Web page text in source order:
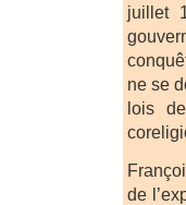
juillet
ne se
lois
de